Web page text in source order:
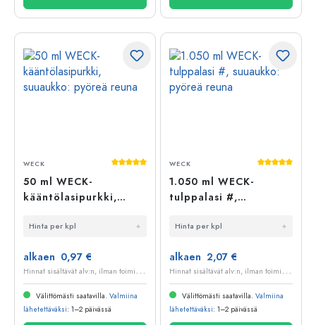
Keskimääräinen arvosana 5 5 tähdestä
WECK
50 ml WECK-
kääntölasipurkki,
reuna
Hinta per kpl
alkaen 0,97 €
H
innat sisältävät alv:n, ilman toimituskuluja
Välittömästi saatavilla. Valmiina
lähetettäväksi: 1–2 päivässä
WECK
1.050 ml WECK-
tulppalasi #,
reuna
Hinta per kpl
alkaen 2,07 €
H
innat sisältävät alv:n, ilman toimituskuluja
Välittömästi saatavilla. Valmiina
lähetettäväksi: 1–2 päivässä